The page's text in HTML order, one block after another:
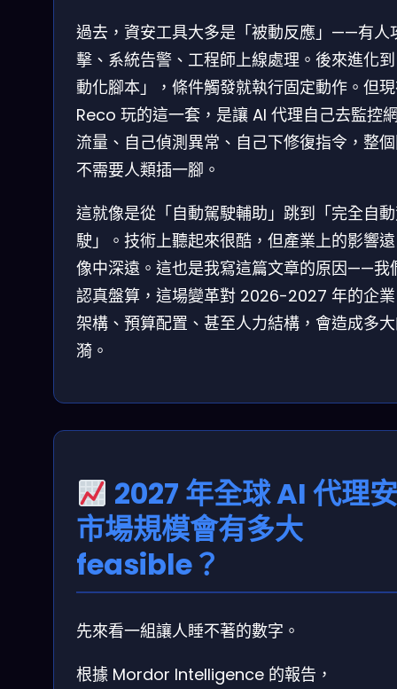
過去，資安工具大多是「被動反應」——有人
擊、系統告警、工程師上線處理。後來進化
動化腳本」，條件觸發就執行固定動作。但
Reco 玩的這一套，是讓 AI 代理自己去監控
流量、自己偵測異常、自己下修復指令，整
不需要人類插一腳。
這就像是從「自動駕駛輔助」跳到「完全自
駛」。技術上聽起來很酷，但產業上的影響
像中深遠。這也是我寫這篇文章的原因——我
認真盤算，這場變革對 2026-2027 年的企
架構、預算配置、甚至人力結構，會造成多
漪。
2027 年全球 AI 代理
市場規模會有多大
feasible？
先來看一組讓人睡不著的數字。
根據 Mordor Intelligence 的報告，